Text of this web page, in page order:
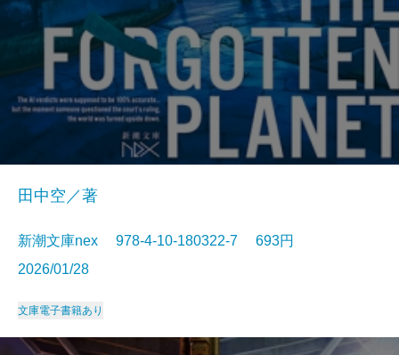
田中空／著
新潮文庫nex 978-4-10-180322-7 693円
2026/01/28
文庫電子書籍あり